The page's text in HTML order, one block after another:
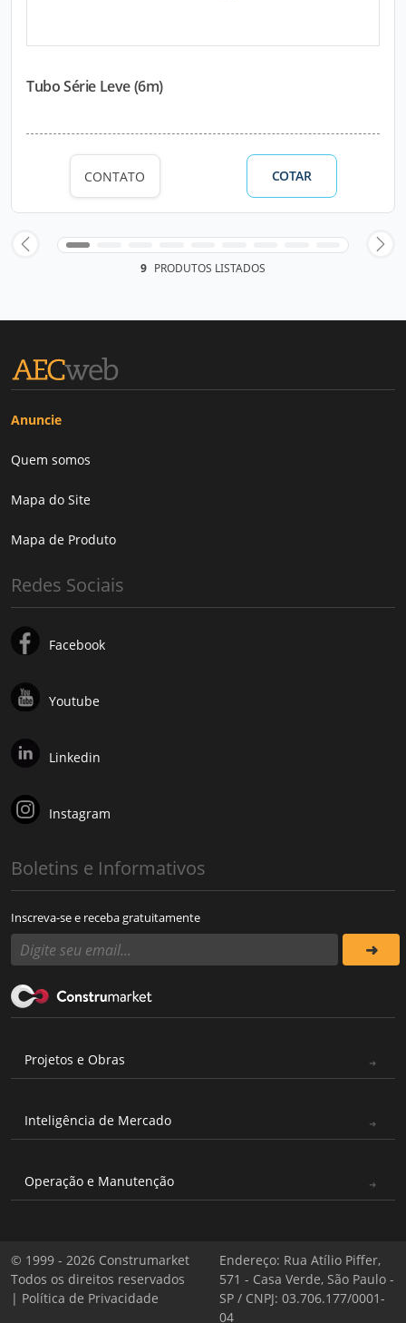
Tubo Série Leve (6m)
CONTATO COTAR
9 PRODUTOS LISTADOS
Anuncie
Quem somos
Mapa do Site
Mapa de Produto
Redes Sociais
Facebook
Youtube
Linkedin
Instagram
Boletins e Informativos
Inscreva-se e receba gratuitamente
Projetos e Obras
Inteligência de Mercado
Operação e Manutenção
© 1999 - 2026 Construmarket
Todos os direitos reservados
| Política de Privacidade
Endereço: Rua Atílio Piffer,
571 - Casa Verde, São Paulo -
SP / CNPJ: 03.706.177/0001-
04